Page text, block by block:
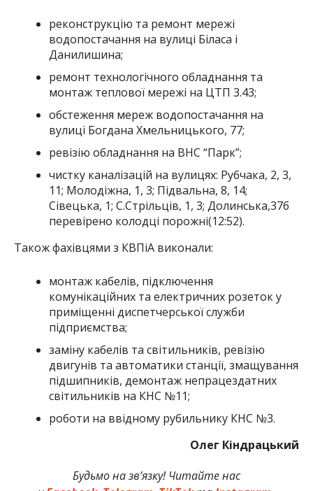
реконструкцію та ремонт мережі
водопостачання на вулиці Біласа і
Данилишина;
ремонт технологічного обладнання та
монтаж теплової мережі на ЦТП 3.43;
обстеження мереж водопостачання на
вулиці Богдана Хмельницького, 77;
ревізію обладнання на ВНС “Парк”;
чистку каналізацій на вулицях: Рубчака, 2, 3,
11; Молодіжна, 1, 3; Підвальна, 8, 14;
Сівецька, 1; С.Стрільців, 1, 3; Долинська,37б
перевірено колодці порожні(12:52).
Також фахівцями з КВПіА виконали:
монтаж кабелів, підключення
комунікаційних та електричних розеток у
приміщенні диспетчерської служби
підприємства;
заміну кабелів та світильників, ревізію
двигунів та автоматики станції, змащування
підшипників, демонтаж непрацездатних
світильників на КНС №11;
роботи на ввідному рубильнику КНС №3.
Олег Кіндрацький
Будьмо на зв’язку! Читайте нас